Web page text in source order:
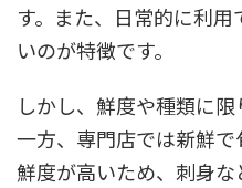
す。また、日常的に利
いのが特徴です。
しかし、鮮度や種類に限
一方、専門店では新鮮で
鮮度が高いため、刺身